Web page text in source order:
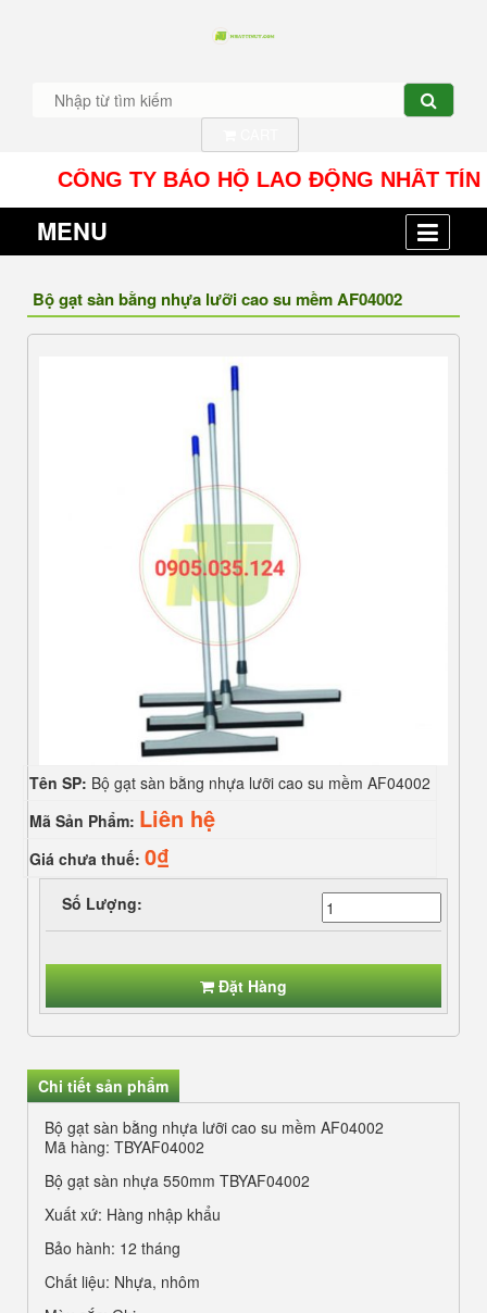
CÔNG TY BẢO HỘ LAO ĐỘNG NHÂT TÍN
MENU
Bộ gạt sàn bằng nhựa lưỡi cao su mềm AF04002
Tên SP: Bộ gạt sàn bằng nhựa lưỡi cao su mềm AF04002
Mã Sản Phẩm: Liên hệ
Giá chưa thuế: 0₫
Số Lượng:
Đặt Hàng
Chi tiết sản phẩm
Bộ gạt sàn bằng nhựa lưỡi cao su mềm AF04002
Mã hàng: TBYAF04002
Bộ gạt sàn nhựa 550mm TBYAF04002
Xuất xứ: Hàng nhập khẩu
Bảo hành: 12 tháng
Chất liệu: Nhựa, nhôm